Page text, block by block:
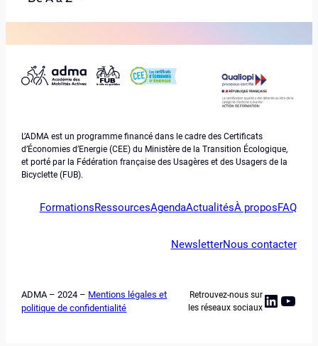
L’ADMA est un programme financé dans le cadre des Certificats
d’Économies d’Energie (CEE) du Ministère de la Transition Écologique,
et porté par la Fédération française des Usagères et des Usagers de la
Bicyclette (FUB).
FormationsRessourcesAgendaActualitésÀ proposFAQ
NewsletterNous contacter
ADMA – 2024 – Mentions légales et
politique de confidentialité
Retrouvez-nous sur
les réseaux sociaux